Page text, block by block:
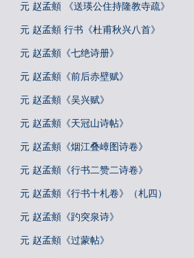
元 赵孟頫 《送瑛公住持隆教寺疏》
元 赵孟頫 行书《杜甫秋兴八首》
元 赵孟頫《七绝诗册》
元 赵孟頫《前后赤壁赋》
元 赵孟頫《吴兴赋》
元 赵孟頫《天冠山诗帖》
元 赵孟頫《烟江叠嶂图诗卷》
元 赵孟頫《行书二赞二诗卷》
元 赵孟頫《行书十札卷》（札四）
元 赵孟頫《趵突泉诗》
元 赵孟頫《过蒙帖》